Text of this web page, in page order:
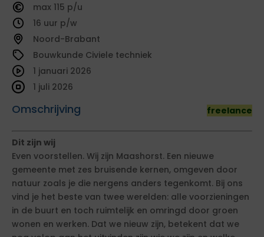
115
16
Noord-Brabant
Bouwkunde Civiele techniek
Omschrijving freelance
1 januari 2026
1 juli 2026
Dit zijn wij
Even voorstellen. Wij zijn Maashorst. Een nieuwe
gemeente met zes bruisende kernen, omgeven door
natuur zoals je die nergens anders tegenkomt. Bij ons
vind je het beste van twee werelden: alle voorzieningen
in de buurt en toch ruimtelijk en omringd door groen
wonen en werken. Dat we nieuw zijn, betekent dat we